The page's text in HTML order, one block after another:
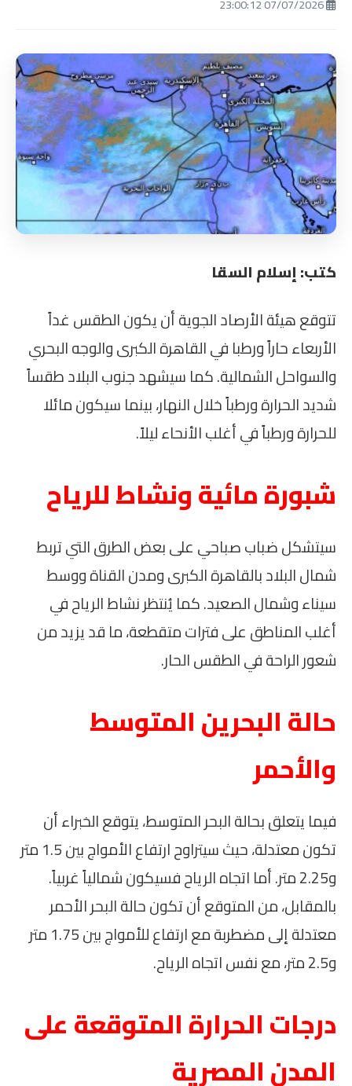
كتب: إسلام السقا
تتوقع هيئة الأرصاد الجوية أن يكون الطقس غداً
الأربعاء حاراً ورطبا في القاهرة الكبرى والوجه البحري
والسواحل الشمالية. كما سيشهد جنوب البلاد طقساً
شديد الحرارة ورطباً خلال النهار، بينما سيكون مائلا
للحرارة ورطباً في أغلب الأنحاء ليلاً.
شبورة مائية ونشاط للرياح
سيتشكل ضباب صباحي على بعض الطرق التي تربط
شمال البلاد بالقاهرة الكبرى ومدن القناة ووسط
سيناء وشمال الصعيد. كما يُنتظر نشاط الرياح في
أغلب المناطق على فترات متقطعة، ما قد يزيد من
شعور الراحة في الطقس الحار.
حالة البحرين المتوسط
والأحمر
فيما يتعلق بحالة البحر المتوسط، يتوقع الخبراء أن
تكون معتدلة، حيث سيتراوح ارتفاع الأمواج بين 1.5 متر
و2.25 متر. أما اتجاه الرياح فسيكون شمالياً غربياً.
بالمقابل، من المتوقع أن تكون حالة البحر الأحمر
معتدلة إلى مضطربة مع ارتفاع للأمواج بين 1.75 متر
و2.5 متر، مع نفس اتجاه الرياح.
درجات الحرارة المتوقعة على
المدن المصرية